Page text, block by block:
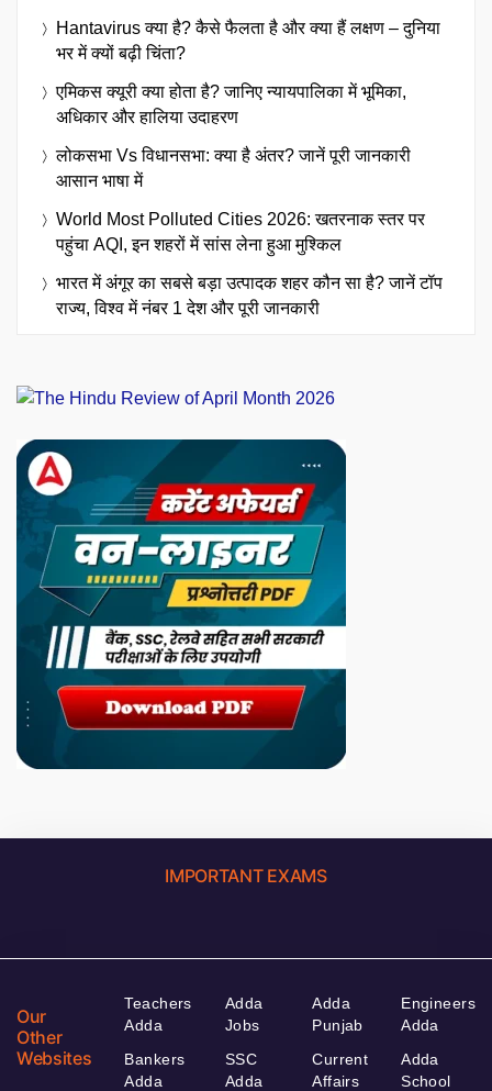
Hantavirus क्या है? कैसे फैलता है और क्या हैं लक्षण – दुनिया
भर में क्यों बढ़ी चिंता?
एमिकस क्यूरी क्या होता है? जानिए न्यायपालिका में भूमिका,
अधिकार और हालिया उदाहरण
लोकसभा Vs विधानसभा: क्या है अंतर? जानें पूरी जानकारी
आसान भाषा में
World Most Polluted Cities 2026: खतरनाक स्तर पर
पहुंचा AQI, इन शहरों में सांस लेना हुआ मुश्किल
भारत में अंगूर का सबसे बड़ा उत्पादक शहर कौन सा है? जानें टॉप
राज्य, विश्व में नंबर 1 देश और पूरी जानकारी
IMPORTANT EXAMS
Our
Other
Websites
Teachers
Adda
Bankers
Adda
Adda
Jobs
SSC
Adda
Adda
Punjab
Current
Affairs
Engineers
Adda
Adda
School